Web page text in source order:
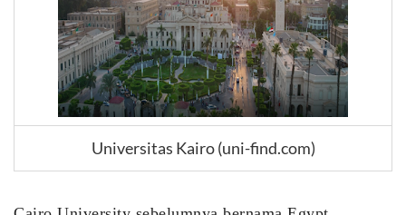
Universitas Kairo (uni-find.com)